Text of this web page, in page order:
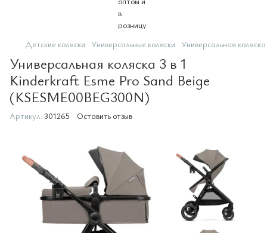
Детские коляски Универсальные коляски Универсальная
Универсальная коляска 3 в 1
Kinderkraft Esme Pro Sand Beige
(KSESME00BEG300N)
Артикул: 301265 Оставить отзыв